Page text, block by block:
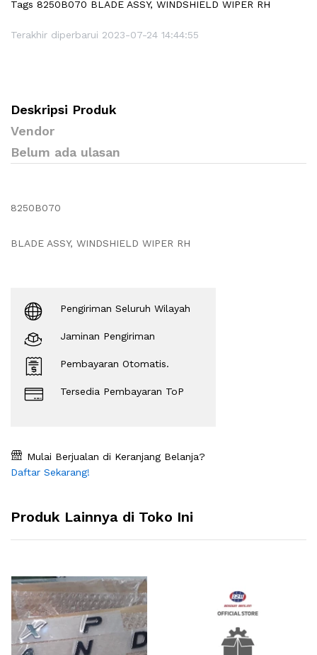
Tags 8250B070 BLADE ASSY, WINDSHIELD WIPER RH
Terakhir diperbarui 2023-07-24 14:44:55
Deskripsi Produk
Vendor
Belum ada ulasan
8250B070
BLADE ASSY, WINDSHIELD WIPER RH
Pengiriman Seluruh Wilayah
Jaminan Pengiriman
Pembayaran Otomatis.
Tersedia Pembayaran ToP
Mulai Berjualan di Keranjang Belanja?
Daftar Sekarang!
Produk Lainnya di Toko Ini